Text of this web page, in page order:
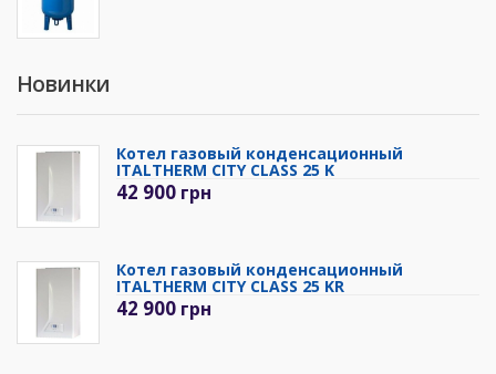
Новинки
Котел газовый конденсационный
ITALTHERM CITY CLASS 25 K
42 900 грн
Котел газовый конденсационный
ITALTHERM CITY CLASS 25 KR
42 900 грн